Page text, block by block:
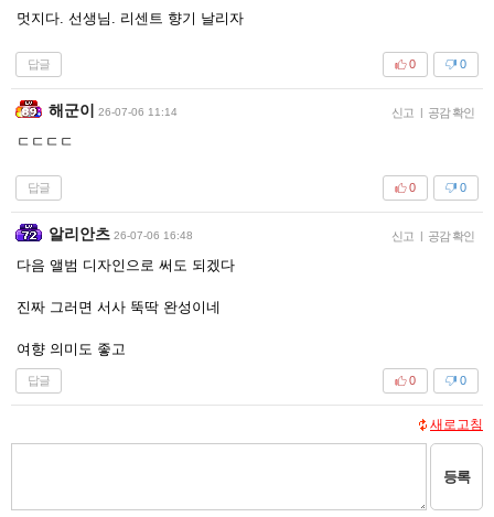
멋지다. 선생님. 리센트 향기 날리자
답글 0
0
해군이 26-07-06 11:14 신고 | 공감 확인
ㄷㄷㄷㄷ
답글 0
0
알리안츠 26-07-06 16:48 신고 | 공감 확인
다음 앨범 디자인으로 써도 되겠다
진짜 그러면 서사 뚝딱 완성이네
여향 의미도 좋고
답글 0
0
새로고침
등록